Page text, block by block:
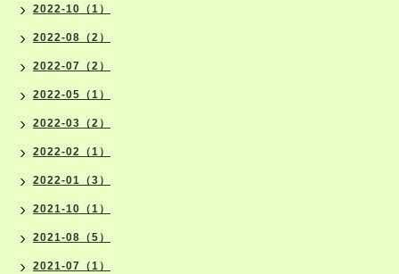
2022-10（1）
2022-08（2）
2022-07（2）
2022-05（1）
2022-03（2）
2022-02（1）
2022-01（3）
2021-10（1）
2021-08（5）
2021-07（1）